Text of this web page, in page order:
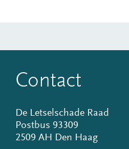
Contact
De Letselschade Raad
Postbus 93309
2509 AH Den Haag